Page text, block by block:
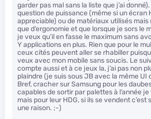
garder pas mal sans la liste que j’ai donné).
question de puissance (même si un écran
appreciable) ou de matériaux utilisés mais
que d’ergonomie et que lorsque je sors le
je veux qu’il en fasse le maximum sans
Y applications en plus. Rien que pour le
ceux cités peuvent aller se rhabiller
veux avec mon mobile sans soucis. Le
compte aussi et à ce jeux la, j’ai pas non
plaindre (je suis sous JB avec la même UI
Bref, cracher sur Samsung pour les
capables de sortir par palettes à l’année
mais pour leur HDG, si ils se vendent c’est
une raison. ;-)